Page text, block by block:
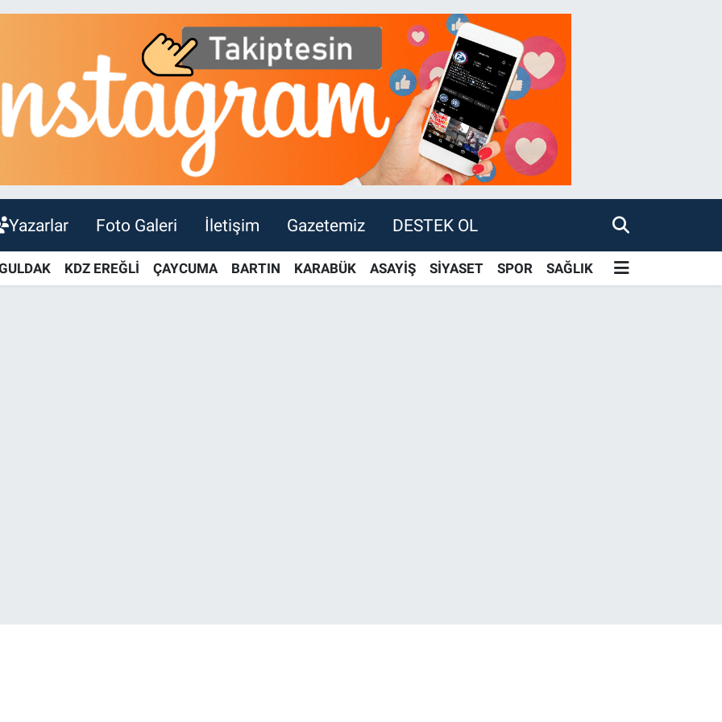
Yazarlar Foto Galeri İletişim Gazetemiz DESTEK OL
KDZ EREĞLİ ÇAYCUMA BARTIN KARABÜK ASAYİŞ SİYASET SPOR SAĞLIK